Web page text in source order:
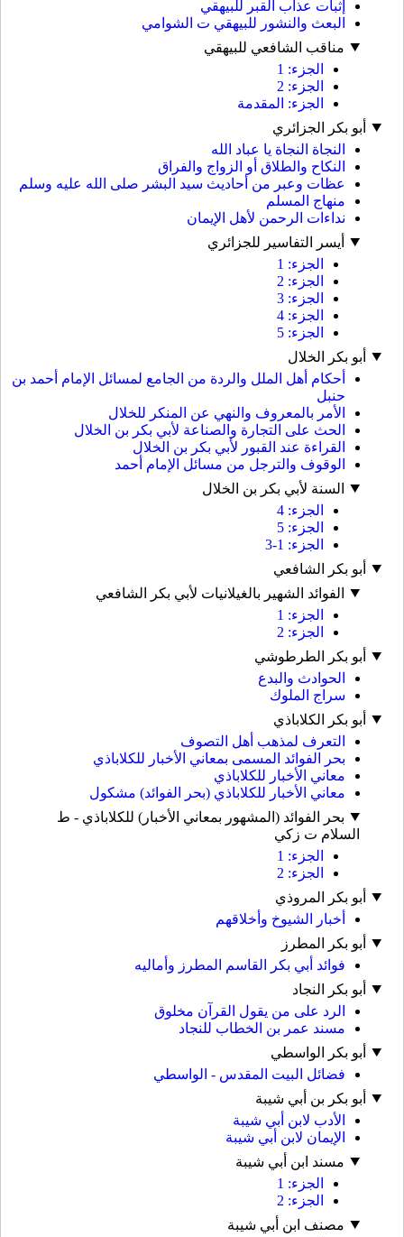
إثبات عذاب القبر للبيهقي
البعث والنشور للبيهقي ت الشوامي
مناقب الشافعي للبيهقي
الجزء: 1
الجزء: 2
الجزء: المقدمة
أبو بكر الجزائري
النجاة النجاة يا عباد الله
النكاح والطلاق أو الزواج والفراق
عظات وعبر من أحاديث سيد البشر صلى الله عليه وسلم
منهاج المسلم
نداءات الرحمن لأهل الإيمان
أيسر التفاسير للجزائري
الجزء: 1
الجزء: 2
الجزء: 3
الجزء: 4
الجزء: 5
أبو بكر الخلال
أحكام أهل الملل والردة من الجامع لمسائل الإمام أحمد بن
حنبل
الأمر بالمعروف والنهي عن المنكر للخلال
الحث على التجارة والصناعة لأبي بكر بن الخلال
القراءة عند القبور لأبي بكر بن الخلال
الوقوف والترجل من مسائل الإمام أحمد
السنة لأبي بكر بن الخلال
الجزء: 4
الجزء: 5
الجزء: 1-3
أبو بكر الشافعي
الفوائد الشهير بالغيلانيات لأبي بكر الشافعي
الجزء: 1
الجزء: 2
أبو بكر الطرطوشي
الحوادث والبدع
سراج الملوك
أبو بكر الكلاباذي
التعرف لمذهب أهل التصوف
بحر الفوائد المسمى بمعاني الأخبار للكلاباذي
معاني الأخبار للكلاباذي
معاني الأخبار للكلاباذي (بحر الفوائد) مشكول
بحر الفوائد (المشهور بمعاني الأخبار) للكلاباذي - ط
السلام ت زكي
الجزء: 1
الجزء: 2
أبو بكر المروذي
أخبار الشيوخ وأخلاقهم
أبو بكر المطرز
فوائد أبي بكر القاسم المطرز وأماليه
أبو بكر النجاد
الرد على من يقول القرآن مخلوق
مسند عمر بن الخطاب للنجاد
أبو بكر الواسطي
فضائل البيت المقدس - الواسطي
أبو بكر بن أبي شيبة
الأدب لابن أبي شيبة
الإيمان لابن أبي شيبة
مسند ابن أبي شيبة
الجزء: 1
الجزء: 2
مصنف ابن أبي شيبة